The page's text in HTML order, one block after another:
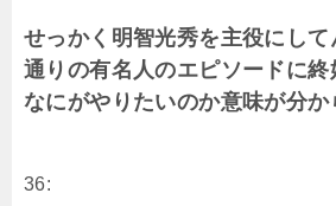
せっかく明智光秀を主役にし
通りの有名人のエピソードに
なにがやりたいのか意味が分か
36: